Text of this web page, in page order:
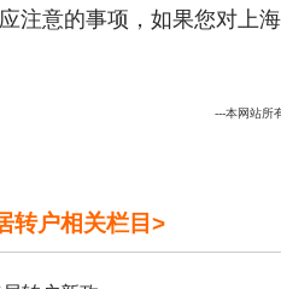
注意的事项，如果您对上
---本网站所
转户相关栏目>